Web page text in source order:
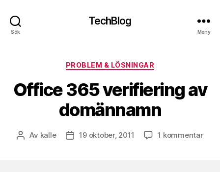
Sök
TechBlog
Meny
Kategorier
PROBLEM & LÖSNINGAR
Office 365 verifiering av
domännamn
Inläggsförfattare
Av kalle Inläggsdatum
19 oktober, 2011 1 kommentartill